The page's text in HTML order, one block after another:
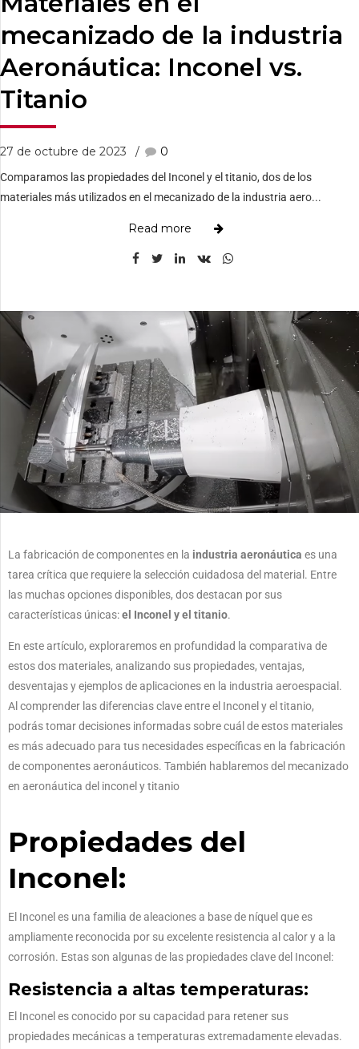
mecanizado de la industria
Aeronáutica: Inconel vs.
Titanio
27 de octubre de 2023 0
Comparamos las propiedades del Inconel y el titanio, dos de los
materiales más utilizados en el mecanizado de la industria aero...
Read more
La fabricación de componentes en la industria aeronáutica es una
tarea crítica que requiere la selección cuidadosa del material. Entre
las muchas opciones disponibles, dos destacan por sus
características únicas:el Inconel y el titanio.
En este artículo, exploraremos en profundidad la comparativa de
estos dos materiales, analizando sus propiedades, ventajas,
desventajas y ejemplos de aplicaciones en la industria aeroespacial.
Al comprender las diferencias clave entre el Inconel y el titanio,
podrás tomar decisiones informadas sobre cuál de estos materiales
es más adecuado para tus necesidades específicas en la fabricación
de componentes aeronáuticos. También hablaremos del mecanizado
en aeronáutica del inconel y titanio
Propiedades del
Inconel:
El Inconel es una familia de aleaciones a base de níquel que es
ampliamente reconocida por su excelente resistencia al calor y a la
corrosión. Estas son algunas de las propiedades clave del Inconel:
Resistencia a altas temperaturas:
El Inconel es conocido por su capacidad para retener sus
propiedades mecánicas a temperaturas extremadamente elevadas.